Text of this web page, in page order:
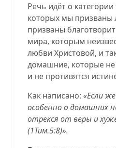
Речь идёт о категории
которых мы
призваны
мира, которым
любви Христовой, и
домашние, которые
и не противятся
Как написано: «Если
особенно о домашних
отрекся от веры и
(1Тим.5:8)».